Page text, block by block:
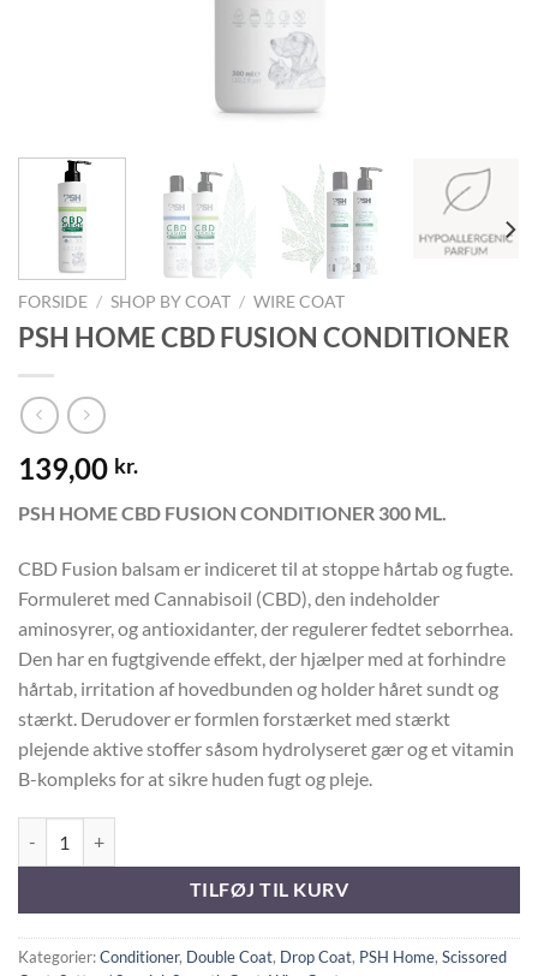
FORSIDE / SHOP BY COAT / WIRE COAT
PSH HOME CBD FUSION CONDITIONER
139,00 kr.
PSH HOME CBD FUSION CONDITIONER 300 ML.
CBD Fusion balsam er indiceret til at stoppe hårtab og fugte.
Formuleret med Cannabisoil (CBD), den indeholder
aminosyrer, og antioxidanter, der regulerer fedtet seborrhea.
Den har en fugtgivende effekt, der hjælper med at forhindre
hårtab, irritation af hovedbunden og holder håret sundt og
stærkt. Derudover er formlen forstærket med stærkt
plejende aktive stoffer såsom hydrolyseret gær og et vitamin
B-kompleks for at sikre huden fugt og pleje.
TILFØJ TIL KURV
Kategorier:Conditioner, Double Coat, Drop Coat, PSH Home, Scissored